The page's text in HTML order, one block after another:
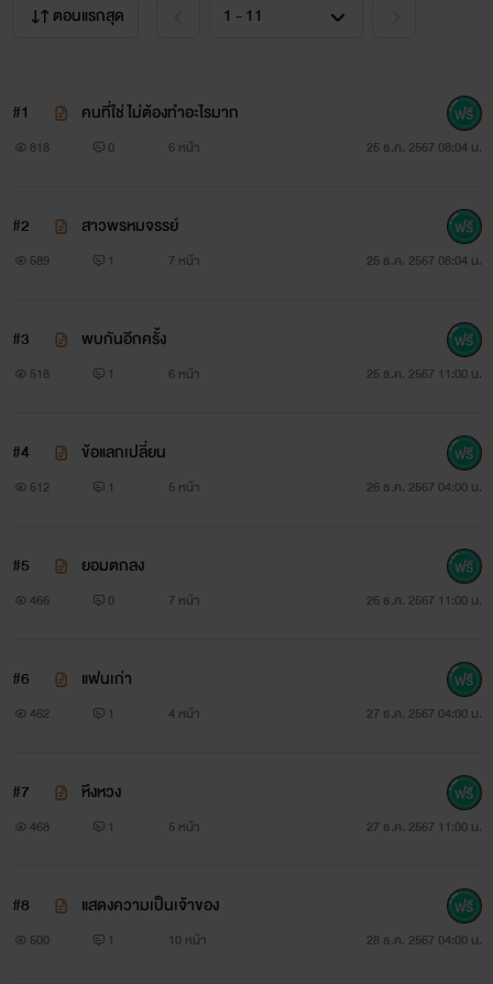
ตอนแรกสุด
#1 คนที่ใช่ ไม่ต้องทำอะไรมาก
818 0 6 หน้า 25 ธ.ค. 2567 08:04 น.
#2 สาวพรหมจรรย์
589 1 7 หน้า 25 ธ.ค. 2567 08:04 น.
#3 พบกันอีกครั้ง
518 1 6 หน้า 25 ธ.ค. 2567 11:00 น.
#4 ข้อแลกเปลี่ยน
512 1 5 หน้า 26 ธ.ค. 2567 04:00 น.
#5 ยอมตกลง
466 0 7 หน้า 26 ธ.ค. 2567 11:00 น.
#6 แฟนเก่า
462 1 4 หน้า 27 ธ.ค. 2567 04:00 น.
#7 หึงหวง
468 1 5 หน้า 27 ธ.ค. 2567 11:00 น.
#8 แสดงความเป็นเจ้าของ
500 1 10 หน้า 28 ธ.ค. 2567 04:00 น.